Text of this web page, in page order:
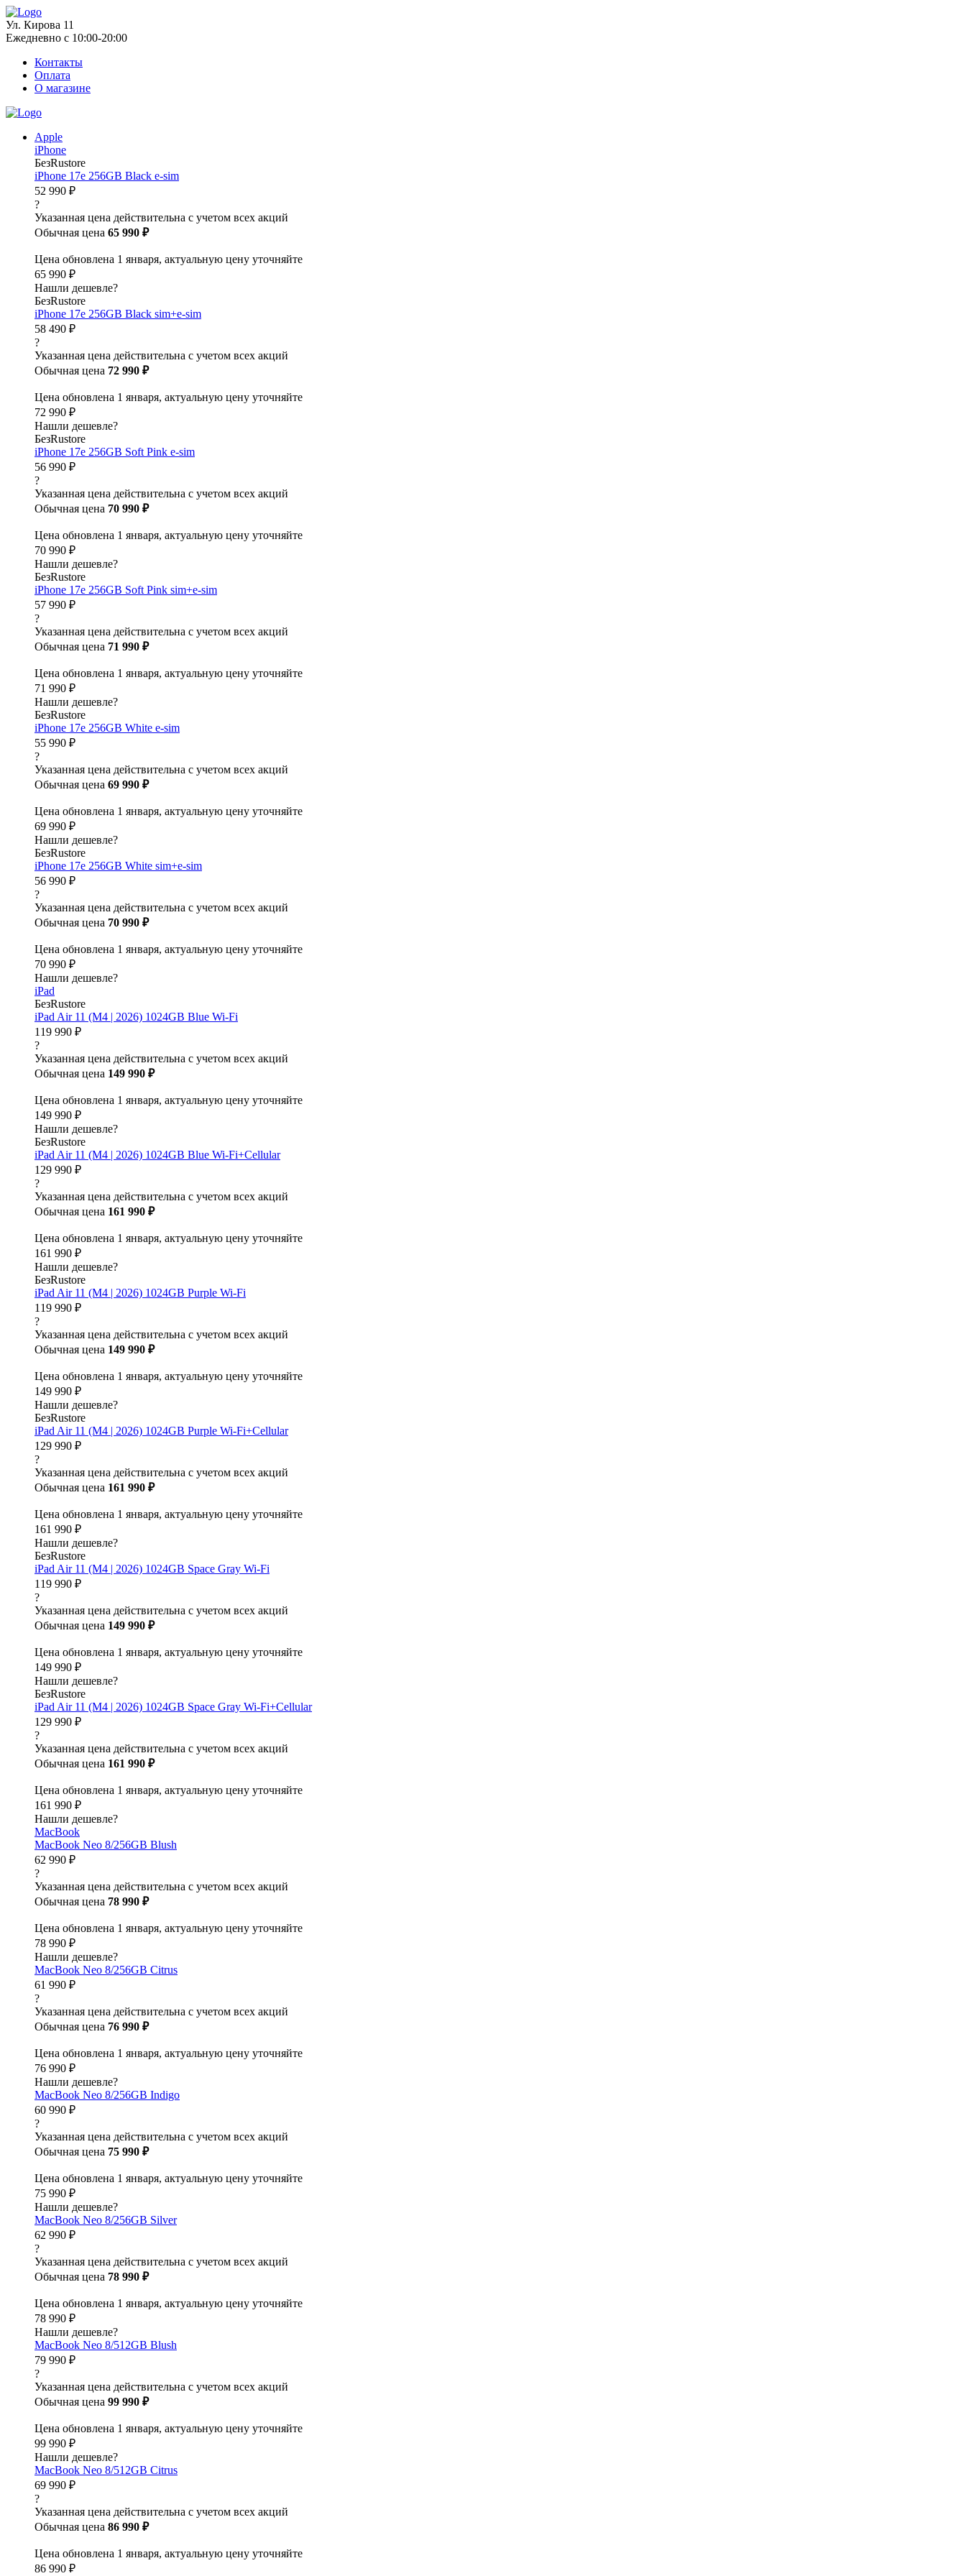
Ул. Кирова 11
Ежедневно с 10:00-20:00
Контакты
Оплата
О магазине
Apple
iPhone
БезRustore
iPhone 17e 256GB Black e-sim
52 990 ₽
?
Указанная цена действительна с учетом всех акций
Обычная цена 65 990 ₽
Цена обновлена 1 января, актуальную цену уточняйте
65 990 ₽
Нашли дешевле?
БезRustore
iPhone 17e 256GB Black sim+e-sim
58 490 ₽
?
Указанная цена действительна с учетом всех акций
Обычная цена 72 990 ₽
Цена обновлена 1 января, актуальную цену уточняйте
72 990 ₽
Нашли дешевле?
БезRustore
iPhone 17e 256GB Soft Pink e-sim
56 990 ₽
?
Указанная цена действительна с учетом всех акций
Обычная цена 70 990 ₽
Цена обновлена 1 января, актуальную цену уточняйте
70 990 ₽
Нашли дешевле?
БезRustore
iPhone 17e 256GB Soft Pink sim+e-sim
57 990 ₽
?
Указанная цена действительна с учетом всех акций
Обычная цена 71 990 ₽
Цена обновлена 1 января, актуальную цену уточняйте
71 990 ₽
Нашли дешевле?
БезRustore
iPhone 17e 256GB White e-sim
55 990 ₽
?
Указанная цена действительна с учетом всех акций
Обычная цена 69 990 ₽
Цена обновлена 1 января, актуальную цену уточняйте
69 990 ₽
Нашли дешевле?
БезRustore
iPhone 17e 256GB White sim+e-sim
56 990 ₽
?
Указанная цена действительна с учетом всех акций
Обычная цена 70 990 ₽
Цена обновлена 1 января, актуальную цену уточняйте
70 990 ₽
Нашли дешевле?
iPad
БезRustore
iPad Air 11 (M4 | 2026) 1024GB Blue Wi-Fi
119 990 ₽
?
Указанная цена действительна с учетом всех акций
Обычная цена 149 990 ₽
Цена обновлена 1 января, актуальную цену уточняйте
149 990 ₽
Нашли дешевле?
БезRustore
iPad Air 11 (M4 | 2026) 1024GB Blue Wi-Fi+Cellular
129 990 ₽
?
Указанная цена действительна с учетом всех акций
Обычная цена 161 990 ₽
Цена обновлена 1 января, актуальную цену уточняйте
161 990 ₽
Нашли дешевле?
БезRustore
iPad Air 11 (M4 | 2026) 1024GB Purple Wi-Fi
119 990 ₽
?
Указанная цена действительна с учетом всех акций
Обычная цена 149 990 ₽
Цена обновлена 1 января, актуальную цену уточняйте
149 990 ₽
Нашли дешевле?
БезRustore
iPad Air 11 (M4 | 2026) 1024GB Purple Wi-Fi+Cellular
129 990 ₽
?
Указанная цена действительна с учетом всех акций
Обычная цена 161 990 ₽
Цена обновлена 1 января, актуальную цену уточняйте
161 990 ₽
Нашли дешевле?
БезRustore
iPad Air 11 (M4 | 2026) 1024GB Space Gray Wi-Fi
119 990 ₽
?
Указанная цена действительна с учетом всех акций
Обычная цена 149 990 ₽
Цена обновлена 1 января, актуальную цену уточняйте
149 990 ₽
Нашли дешевле?
БезRustore
iPad Air 11 (M4 | 2026) 1024GB Space Gray Wi-Fi+Cellular
129 990 ₽
?
Указанная цена действительна с учетом всех акций
Обычная цена 161 990 ₽
Цена обновлена 1 января, актуальную цену уточняйте
161 990 ₽
Нашли дешевле?
MacBook
MacBook Neo 8/256GB Blush
62 990 ₽
?
Указанная цена действительна с учетом всех акций
Обычная цена 78 990 ₽
Цена обновлена 1 января, актуальную цену уточняйте
78 990 ₽
Нашли дешевле?
MacBook Neo 8/256GB Citrus
61 990 ₽
?
Указанная цена действительна с учетом всех акций
Обычная цена 76 990 ₽
Цена обновлена 1 января, актуальную цену уточняйте
76 990 ₽
Нашли дешевле?
MacBook Neo 8/256GB Indigo
60 990 ₽
?
Указанная цена действительна с учетом всех акций
Обычная цена 75 990 ₽
Цена обновлена 1 января, актуальную цену уточняйте
75 990 ₽
Нашли дешевле?
MacBook Neo 8/256GB Silver
62 990 ₽
?
Указанная цена действительна с учетом всех акций
Обычная цена 78 990 ₽
Цена обновлена 1 января, актуальную цену уточняйте
78 990 ₽
Нашли дешевле?
MacBook Neo 8/512GB Blush
79 990 ₽
?
Указанная цена действительна с учетом всех акций
Обычная цена 99 990 ₽
Цена обновлена 1 января, актуальную цену уточняйте
99 990 ₽
Нашли дешевле?
MacBook Neo 8/512GB Citrus
69 990 ₽
?
Указанная цена действительна с учетом всех акций
Обычная цена 86 990 ₽
Цена обновлена 1 января, актуальную цену уточняйте
86 990 ₽